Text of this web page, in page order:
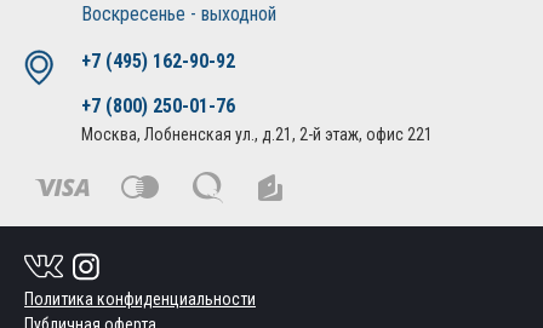
Воскресенье - выходной
+7 (495) 162-90-92
+7 (800) 250-01-76
Москва, Лобненская ул., д.21, 2-й этаж, офис 221
Политика конфиденциальности